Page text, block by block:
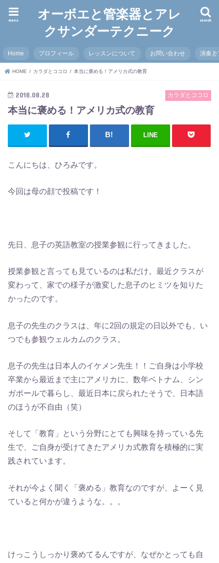
オーボエと管楽器とアレ
クサンダーテクニーク
search
menu
Home プロフィール レッスンについて お問い合わせ 演奏と
HOME カラダとココロ 本当に褒める！アメリカ式の教育
カラダとココロ
2018.08.28
本当に褒める！アメリカ式の教育
LINE
こんにちは、ひろみです。
今回は母の顔で投稿です！
先日、息子の英語教室の授業参観に行ってきました。
授業参観と言っても見ているのは私だけ。最近クラスが
変わって、家での様子が激変した息子のヒミツを知りた
かったのです。
息子の先生のクラスは、年に2回の規定の日以外でも、い
つでも参観ウェルカムのクラス。
息子の先生は日本人のイケメン先生！！ご自身は小学校
卒業から最近まで主にアメリカに、数年ベトナム、シン
ガポールで暮らし、最近日本に戻られたそうで、日本語
のほうが不自由（笑）
そして「教育」という分野にとても興味を持っている先
生で、ご自身が受けてきたアメリカ式教育を積極的に実
践されています。
それが今よく聞く「褒める」教育なのですが、よーく見
ていると何かが違うような。。。
けっこうしっかり褒めてるんですが、なぜかとっても自